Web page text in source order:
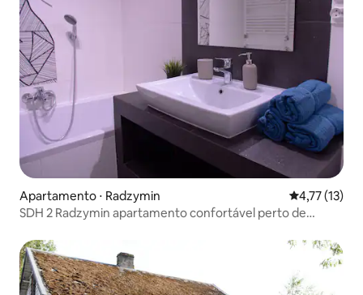
Apartamento ⋅ Radzymin 4,77 de uma
4,77 (13)
SDH 2 Radzymin apartamento confortável perto de